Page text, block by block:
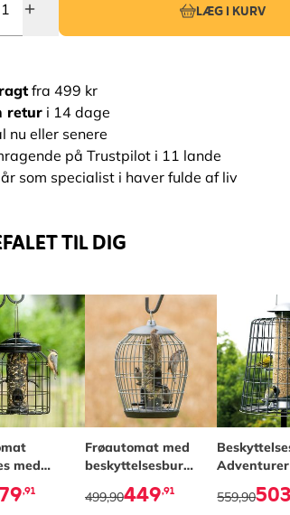
LÆG I KURV
fra 499 kr
retur i 14 dage
nu eller senere
på Trustpilot i 11 lande
som specialist i haver fulde af liv
TIL DIG
med
,91
Frøautomat med
beskyttelsesbur
449,91
499,90
Adventurer
559,90